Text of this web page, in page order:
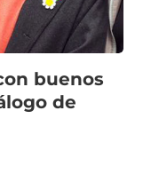
buenos
de